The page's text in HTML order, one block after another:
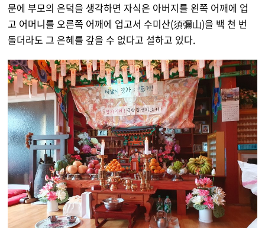
문에 부모의 은덕을 생각하면 자식은 아버지를 왼쪽 어깨에 업
고 어머니를 오른쪽 어깨에 업고서 수미산(須彌山)을 백 천 번
돌더라도 그 은혜를 갚을 수 없다고 설하고 있다.